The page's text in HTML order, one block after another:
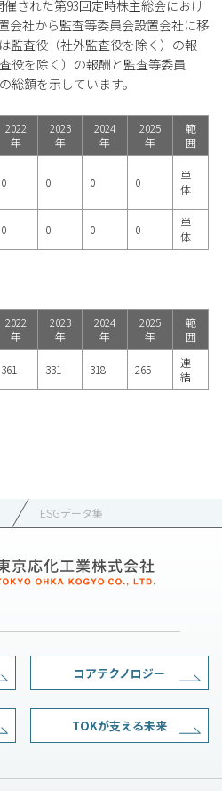
された第93回定時株主総会におけ
会社から監査等委員会設置会社に移
監査役（社外監査役を除く）の報
役を除く）の報酬と監査等委員
総額を示しています。
2022
年
2023
年
2024
年
2025
年
範
囲
0 0 0 0
単
体
0 0 0 0
単
体
2022
年
2023
年
2024
年
2025
年
範
囲
361 331 318 265
連
結
ESGデータ集
コアテクノロジー
TOKが支える未来